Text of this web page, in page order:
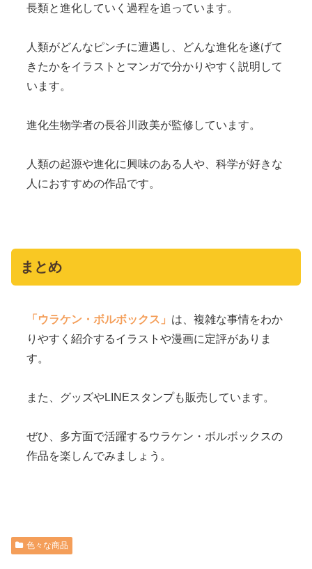
長類と進化していく過程を追っています。
人類がどんなピンチに遭遇し、どんな進化を遂げて
きたかをイラストとマンガで分かりやすく説明して
います。
進化生物学者の長谷川政美が監修しています。
人類の起源や進化に興味のある人や、科学が好きな
人におすすめの作品です。
まとめ
「ウラケン・ボルボックス」 は、複雑な事情をわか
りやすく紹介するイラストや漫画に定評がありま
す。
また、グッズやLINEスタンプも販売しています。
ぜひ、多方面で活躍するウラケン・ボルボックスの
作品を楽しんでみましょう。
色々な商品